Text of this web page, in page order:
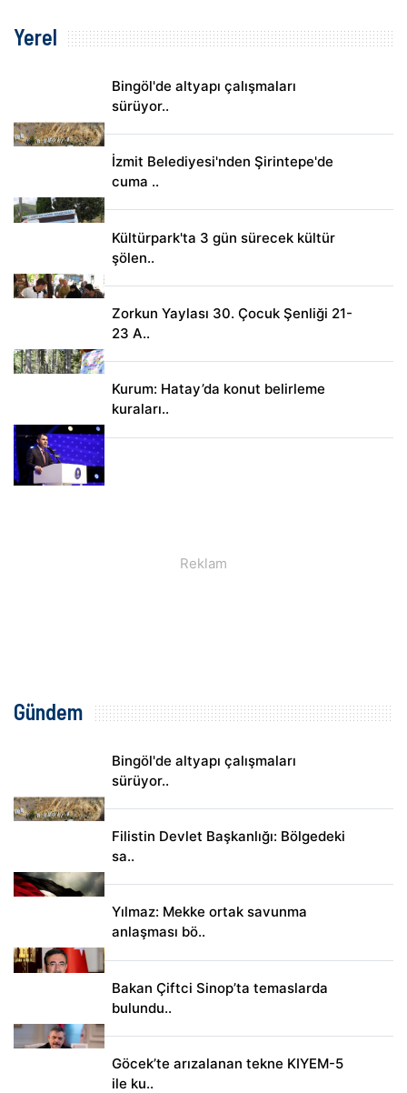
Yerel
Bingöl'de altyapı çalışmaları
sürüyor..
İzmit Belediyesi'nden Şirintepe'de
cuma ..
Kültürpark'ta 3 gün sürecek kültür
şölen..
Zorkun Yaylası 30. Çocuk Şenliği 21-
23 A..
Kurum: Hatay’da konut belirleme
kuraları..
Gündem
Bingöl'de altyapı çalışmaları
sürüyor..
Filistin Devlet Başkanlığı: Bölgedeki
sa..
Yılmaz: Mekke ortak savunma
anlaşması bö..
Bakan Çiftci Sinop’ta temaslarda
bulundu..
Göcek’te arızalanan tekne KIYEM-5
ile ku..